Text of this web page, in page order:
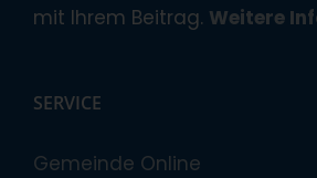
mit Ihrem Beitrag. Weitere
SERVICE
Gemeinde Online